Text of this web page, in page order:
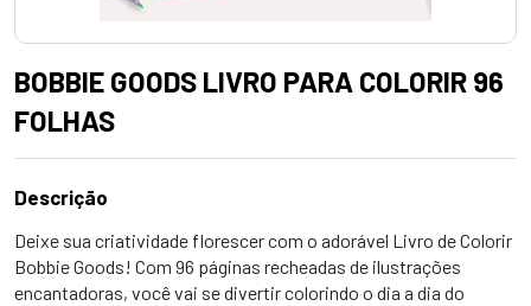
BOBBIE GOODS LIVRO PARA COLORIR 96
FOLHAS
Descrição
Deixe sua criatividade florescer com o adorável Livro de Colorir
Bobbie Goods! Com 96 páginas recheadas de ilustrações
encantadoras, você vai se divertir colorindo o dia a dia do